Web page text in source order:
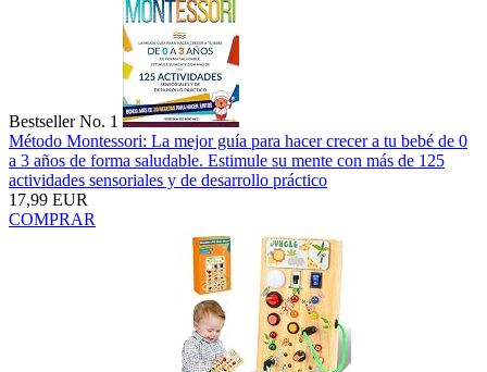
Bestseller No. 1
Método Montessori: La mejor guía para hacer crecer a tu bebé de 0
a 3 años de forma saludable. Estimule su mente con más de 125
actividades sensoriales y de desarrollo práctico
17,99 EUR
COMPRAR